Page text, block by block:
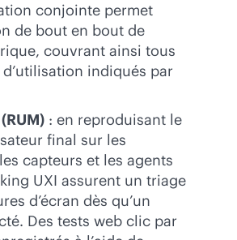
conjointe permet
de bout en bout de
couvrant ainsi tous
indiqués par
: en reproduisant le
final sur les
capteurs et les agents
UXI assurent un triage
d’écran dès qu’un
Des tests web clic par